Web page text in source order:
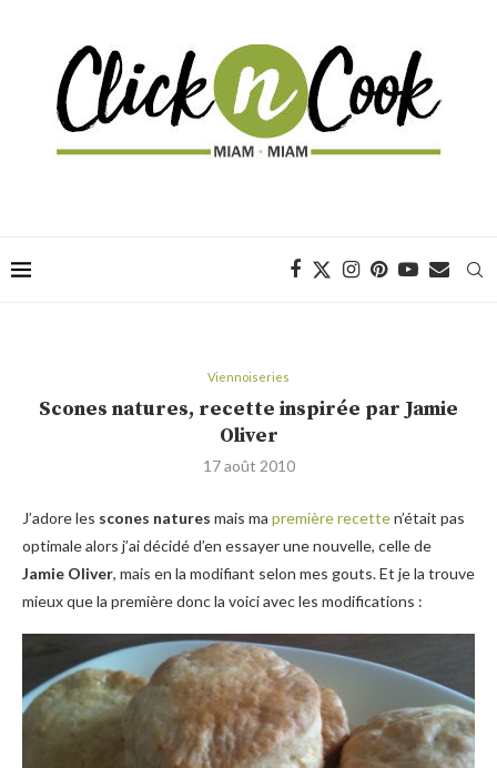
Viennoiseries
Scones natures, recette inspirée par Jamie
Oliver
17 août 2010
J’adore les scones natures mais ma première recetten’était pas
optimale alors j’ai décidé d’en essayer une nouvelle, celle de
Jamie Oliver, mais en la modifiant selon mes gouts. Et je la trouve
mieux que la première donc la voici avec les modifications :